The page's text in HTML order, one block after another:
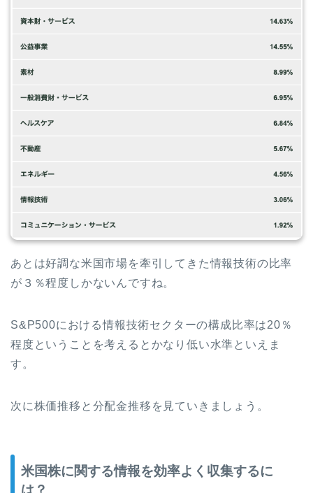
あとは好調な米国市場を牽引してきた情報技術の比率
が３％程度しかないんですね。
S&P500における情報技術セクターの構成比率は20％
程度ということを考えるとかなり低い水準といえま
す。
次に株価推移と分配金推移を見ていきましょう。
米国株に関する情報を効率よく収集するに
は？